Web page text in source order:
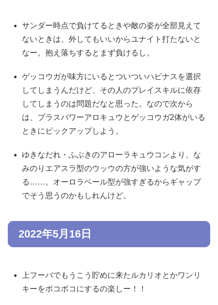
サンダー時点で負けてるときや敵の姿が全部見えて
ないときは、外してもいいからユナイト打たないと
なー。抱え落ちするとまず負けるし。
ゲッコウガが味方にいるとついついハピナスを選択
してしまうんだけど、その人のプレイスキルに依存
してしまうのは問題だなと思った。なので次から
は、プラスパワーアロキュウとゲッコウガ2体がいる
ときにピックアップしよう。
ゆきなだれ・ふぶきのアローラキュウコンより、な
みのりエアスラ型のウッウの方が強いような気がす
る……。オーロラベール型が強すぎるからギャップ
でそう思うのかもしれんけど。
2022年5月16日
上フーパでもうこう貯めに来たルカリオとかワンリ
キーをボコボコにするの楽しー！！